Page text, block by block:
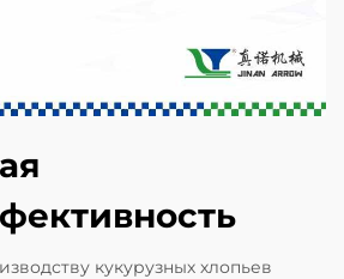
кукурузных хлопьев